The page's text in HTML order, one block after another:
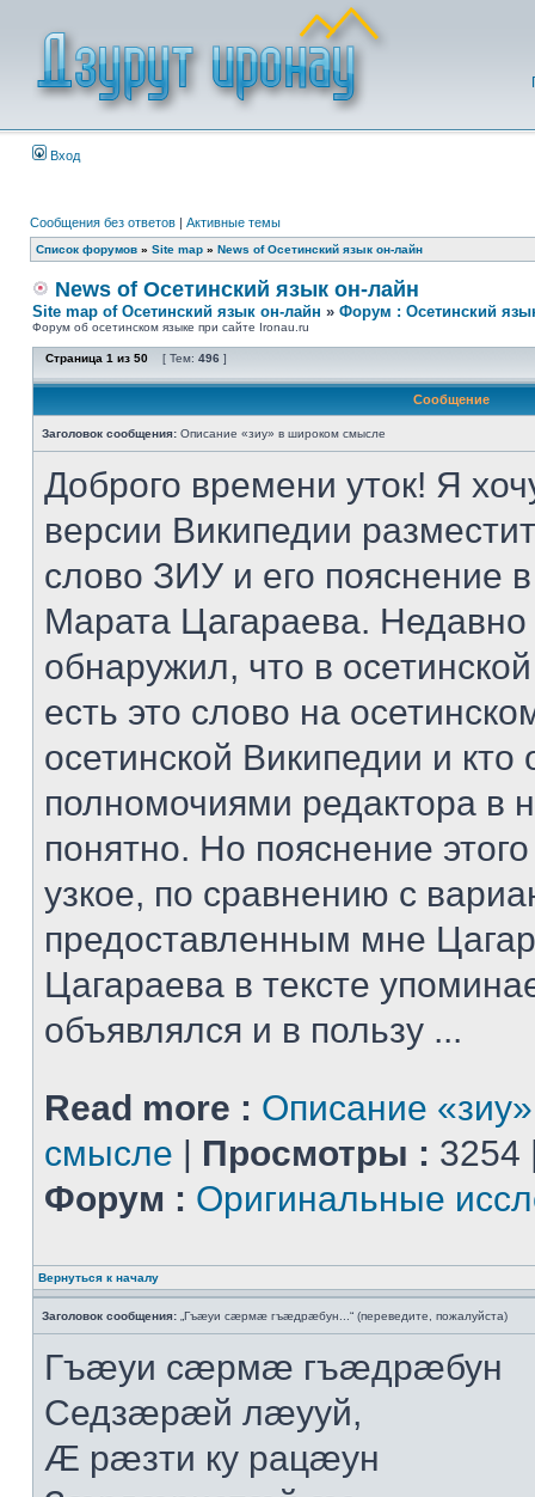
Вход
Сообщения без ответов | Активные темы
Список форумов » Site map » News of Осетинский язык он-лайн
News of Осетинский язык он-лайн
Site map of Осетинский язык он-лайн » Форум : Осетинский
Форум об осетинском языке при сайте Ironau.ru
Страница 1 из 50 [ Тем: 496 ]
Сообщение
Заголовок сообщения: Описание «зиу» в широком смысле
Доброго времени уток! Я
версии Википедии
слово ЗИУ и его пояснение
Марата Цагараева. Недавно
обнаружил, что в
есть это слово на
осетинской Википедии и кто
полномочиями редактора в
понятно. Но пояснение
узкое, по сравнению с
предоставленным мне
Цагараева в тексте
объявлялся и в пользу ...
Read more : Описание
смысле | Просмотры :
Форум : Оригинальные
Вернуться к началу
Заголовок сообщения: „Гъæуи сæрмæ гъæдрæбун...“ (переведите, пожалуйста)
Гъæуи сæрмæ гъæдрæбун
Седзæрæй лæууй,
Æ рæзти ку рацæун